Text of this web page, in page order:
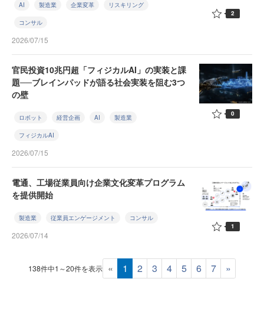
AI 製造業 企業変革 リスキリング
コンサル
2026/07/15
2
官民投資10兆円超「フィジカルAI」の実装と課
題──ブレインパッドが語る社会実装を阻む3つ
の壁
ロボット 経営企画 AI 製造業
フィジカルAI
2026/07/15
0
電通、工場従業員向け企業文化変革プログラム
を提供開始
製造業 従業員エンゲージメント コンサル
2026/07/14
1
138件中1～20件を表示 « 1 2 3 4 5 6 7 »